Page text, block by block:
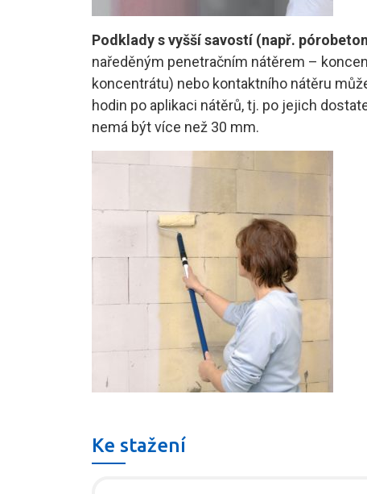
Podklady s vyšší savostí (např.
naředěným penetračním nátěrem –
koncentrátu) nebo kontaktního nátěru
hodin po aplikaci nátěrů, tj. po jejich
nemá být více než 30 mm.
Ke stažení